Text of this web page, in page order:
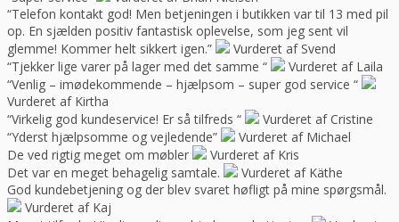
“Telefon kontakt god! Men betjeningen i butikken var til 13 med pil
op. En sjælden positiv fantastisk oplevelse, som jeg sent vil
glemme! Kommer helt sikkert igen.”
Vurderet af Svend
“Tjekker lige varer på lager med det samme “
Vurderet af Laila
“Venlig – imødekommende – hjælpsom – super god service “
Vurderet af Kirtha
“Virkelig god kundeservice! Er så tilfreds “
Vurderet af Cristine
“Yderst hjælpsomme og vejledende”
Vurderet af Michael
De ved rigtig meget om møbler
Vurderet af Kris
Det var en meget behagelig samtale.
Vurderet af Käthe
God kundebetjening og der blev svaret høfligt på mine spørgsmål.
Vurderet af Kaj